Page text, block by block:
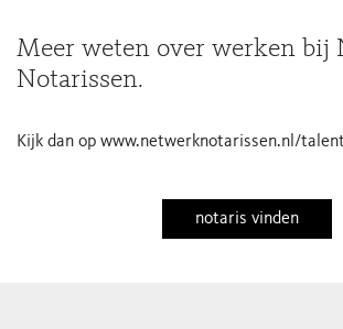
Meer weten over werken bij
Notarissen.
Kijk dan op www.netwerknotarissen.nl/talent
notaris vinden